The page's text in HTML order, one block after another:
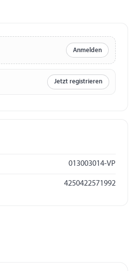
Anmelden
Jetzt registrieren
013003014-VP
4250422571992